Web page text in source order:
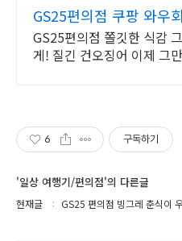
GS25편의점 쿠팡 와우
GS25편의점 쫄깃한 식감
게! 질긴 건오징어 이제 그
6 구독하기
'일상 여행기/편의점'의 다른글
현재글 GS25 편의점 빙그레 춘식이